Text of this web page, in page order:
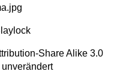
Share Alike 3.0
unverändert